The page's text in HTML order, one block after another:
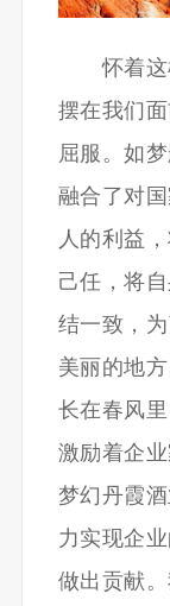
怀着这
摆在我们
屈服。如
融合了对
人的利益
己任，将
结一致，
美丽的地
长在春风
激励着企
梦幻丹霞
力实现企
做出贡献